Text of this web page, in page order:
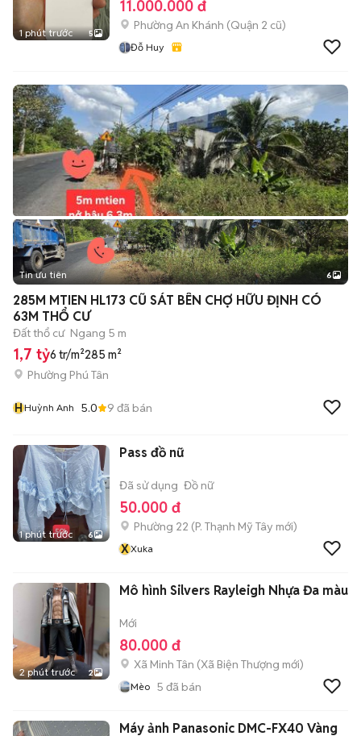
1 phút trước 5
11.000.000 đ
Phường An Khánh (Quận 2 cũ)
Đỗ Huy
+2
Tin ưu tiên 6
285M MTIEN HL173 CŨ SÁT BÊN CHỢ HỮU ĐỊNH CÓ
63M THỔ CƯ
Đất thổ cư Ngang 5 m
1,7 tỷ6 tr/m²285 m²
Phường Phú Tân
HHuỳnh Anh 5.0 9 đã bán
1 phút trước 6
Pass đồ nữ
Đã sử dụng Đồ nữ
50.000 đ
Phường 22 (P. Thạnh Mỹ Tây mới)
XXuka
2 phút trước 2
Mô hình Silvers Rayleigh Nhựa Đa màu
Mới
80.000 đ
Xã Minh Tân (Xã Biện Thượng mới)
Mèo 5 đã bán
Máy ảnh Panasonic DMC-FX40 Vàng